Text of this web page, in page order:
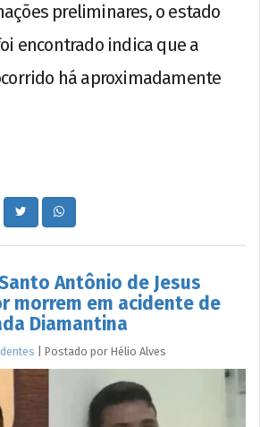
preliminares, o estado
encontrado indica que a
há aproximadamente
Antônio de Jesus
morrem em acidente de
Diamantina
Postado por Hélio Alves